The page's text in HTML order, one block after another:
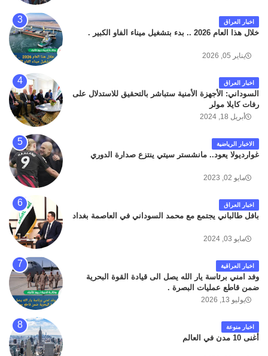
كان سبب الحادث يعود لتصادم عجلته مع عجلة نوع كيا بنكو
تابعة لشركة الهلال الماسكة لإعمار مطار البصرة الدولي .
سائلين الله عز وجل ان يتغمد الفقيد بواسع رحمته ، و انا
اخبار العراق
خلال هذا العام 2026 .. بدء بتشغيل ميناء الفاو الكبير .
يناير 05, 2026
اخبار العراق
السوداني: الأجهزة الأمنية ستباشر بالتحقيق للاستدلال على
رفات كايلا مولر
أبريل 18, 2024
الاخبار الرياضية
غوارديولا يعود.. مانشستر سيتي ينتزع صدارة الدوري
مايو 02, 2023
اخبار العراق
بافل طالباني يجتمع مع محمد السوداني في العاصمة بغداد
مايو 03, 2024
اخبار العراقية
وفد امني برئاسة يار الله يصل الى قيادة القوة البحرية
ضمن قاطع عمليات البصرة .
يوليو 13, 2026
اخبار منوعة
أغنى 10 مدن في العالم